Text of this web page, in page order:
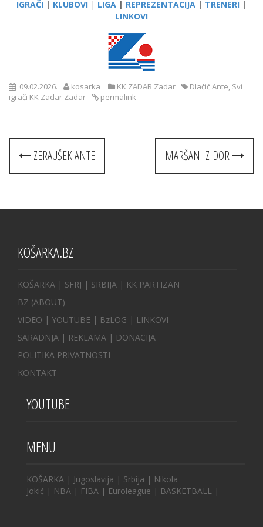
IGRAČI | KLUBOVI | LIGA | REPREZENTACIJA | TRENERI |
LINKOVI
09.02.2026. kosarka KK ZADAR Zadar Dlačić Ante, Svi
igrači KK Zadar Zadar
permalink
Post
navigation
ZERAUŠEK ANTE MARŠAN IZIDOR
KOŠARKA.BZ
KOŠARKA | SFRJ | SRBIJA | KK PARTIZAN
BZ (ABOUT)
VIDEO | YOUTUBE | BzLOG | LINKOVI
SARADNJA | REKLAMA | DONACIJA
POLITIKA PRIVATNOSTI
KONTAKT
YOUTUBE
MENU
KOŠARKA | Jugoslavija | Srbija | Nikola
Jokić | NBA | FIBA | Euroleague | BASKETBALL |